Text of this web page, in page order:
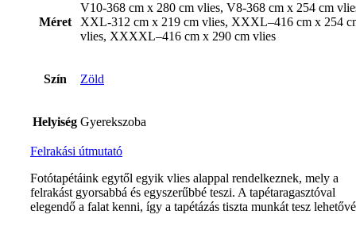
Méret
V10-368 cm x 280 cm vlies, V8-368 cm x 254 cm
XXL-312 cm x 219 cm vlies, XXXL–416 cm x 254
vlies, XXXXL–416 cm x 290 cm vlies
Szín Zöld
Helyiség Gyerekszoba
Felrakási útmutató
Fotótapétáink egytől egyik vlies alappal rendelkeznek, mely a
felrakást gyorsabbá és egyszerűbbé teszi. A tapétaragasztóval
elegendő a falat kenni, így a tapétázás tiszta munkát tesz